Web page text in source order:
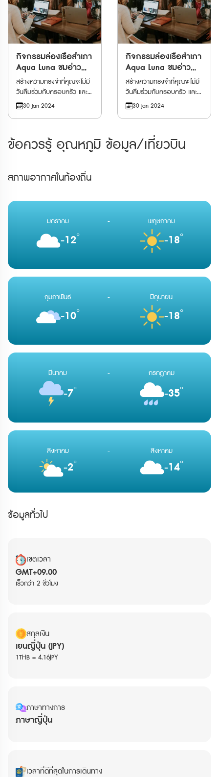
ออกเดินทางไปยังท่าเรือ Tsim
Sha Tsui Pier 1 ก่อนเตรียม
พร้อมไปพักผ่อนและ
สนุกสนานกันให้เต็มที่กับการ
ล่องเรือยามเย็นไปรอบ ๆ ผืน
น้ำของอ่าววิคตอเรีย ผ่าน
สถาปัตยกรรมสุดทันสมัยที่ตั้ง
เรียงราย ตัดสลับกับเส้นขอบ
ฟ้าของเมืองอันน่าตื่นตาตื่นใจ
พร้อมลิ้มรสเครื่องดื่ม
สมนาคุณแสนอร่อย ขณะ
กำลังรอชื่นชมและเก็บภาพวิว
ทองสุดท้ายของวันกลับไปเป็น
ที่ระลึก
ออกเดินทางไปยังท่าเรือ Tsim
Sha Tsui Pier 1 ก่อนเตรียม
พร้อมไปพักผ่อนและ
สนุกสนานกันให้เต็มที่กับการ
ล่องเรือยามเย็นไปรอบ ๆ ผืน
น้ำของอ่าววิคตอเรีย ผ่าน
สถาปัตยกรรมสุดทันสมัยที่ตั้ง
เรียงราย ตัดสลับกับเส้นขอบ
ฟ้าของเมืองอันน่าตื่นตาตื่นใจ
พร้อมลิ้มรสเครื่องดื่ม
สมนาคุณแสนอร่อย ขณะ
กำลังรอชื่นชมและเก็บภาพวิว
ทองสุดท้ายของวันกลับไปเป็น
ที่ระลึก
กิจกรรมล่องเรือสำเภา
Aqua Luna ชมอ่าว
วิคตอเรีย
สร้างความทรงจำที่คุณจะไม่มี
วันลืมร่วมกับครอบครัว และ
ผองเพื่อน เมื่อจองกิจกรรม
ล่องเรือรอบอ่าววิคตอ เรีย ที่
ขณะกำลังโดยสารไปบนเรือ
สำเภาจีนโบราณ การผจญภัย
ออกเดินทางไปยังท่าเรือ Tsim
น้ำของอ่าววิคตอเรีย ผ่าน
สถาปัตยกรรมสุดทันสมัยที่ตั้ง
เรียงราย ตัดสลับกับเส้นขอบ
พร้อมลิ้มรสเครื่องดื่ม
สมนาคุณแสนอร่อย ขณะ
ของเมืองที่อาบไปด้วยแสงสี
ทองสุดท้ายของวันกลับไปเป็น
30 Jan 2024
กิจกรรมล่องเรือสำเภา
Aqua Luna ชมอ่าว
วิคตอเรีย
สร้างความทรงจำที่คุณจะไม่มี
วันลืมร่วมกับครอบครัว และ
ผองเพื่อน เมื่อจองกิจกรรม
ล่องเรือรอบอ่าววิคตอ เรีย ที่
ทิวทัศน์อันน่าทึ่งของฮ่องกง
ขณะกำลังโดยสารไปบนเรือ
สำเภาจีนโบราณ การผจญภัย
น้ำของอ่าววิคตอเรีย ผ่าน
สถาปัตยกรรมสุดทันสมัยที่ตั้ง
เรียงราย ตัดสลับกับเส้นขอบ
ฟ้าของเมืองอันน่าตื่นตาตื่นใจ
พร้อมลิ้มรสเครื่องดื่ม
สมนาคุณแสนอร่อย ขณะ
ของเมืองที่อาบไปด้วยแสงสี
ทองสุดท้ายของวันกลับไปเป็น
ที่ระลึก
30 Jan 2024
ข้อควรรู้ อุณหภูมิ ข้อมูล/เที่ยวบิน
สภาพอากาศในท้องถิ่น
มกราคม
-12°
- พฤษภาคม
-18°
กุมภาพันธ์
-10°
- มิถุนายน
-18°
มีนาคม
-7°
- กรกฎาคม
-35°
สิงหาคม
-2°
- สิงหาคม
-14°
ข้อมูลทั่วไป
เขตเวลา
GMT+09.00
เร็วกว่า 2 ชั่วโมง
สกุลเงิน
เยนญี่ปุ่น (JPY)
1THB = 4.16JPY
ภาษาทางการ
ภาษาญี่ปุ่น
เวลาที่ดีที่สุดในการเดินทาง